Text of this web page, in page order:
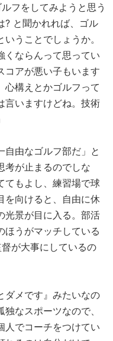
フをしてみようと思う
? と聞かれれば、ゴル
うことでしょうか。
くならんって思ってい
コアが悪い子もいます
心構えとかゴルフって
言いますけどね。技術
自由なゴルフ部だ」と
考が止まるのでしな
てもよし、練習場で球
を向けると、自由に休
光景が目に入る。部活
ほうがマッチしている
が大事にしているの
ダメです』みたいなの
なスポーツなので、
人でコーチをつけてい